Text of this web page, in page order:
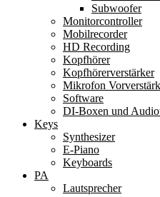
Subwoofer
Monitorcontroller
Mobilrecorder
HD Recording
Kopfhörer
Kopfhörerverstärker
Mikrofon
Software
DI-Boxen und
Keys
Synthesizer
E-Piano
Keyboards
PA
Lautsprecher